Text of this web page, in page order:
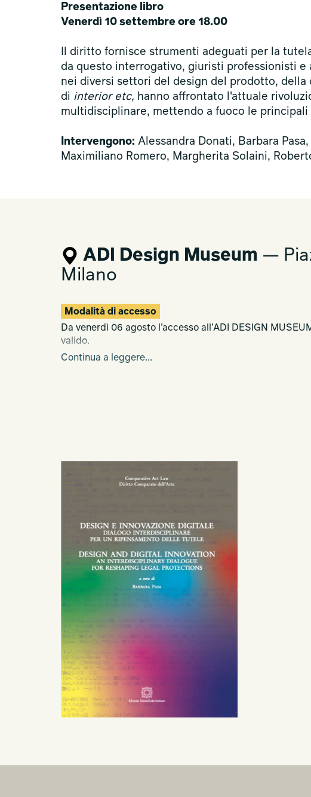
Presentazione libro
Venerdì 10 settembre ore 18.00
Il diritto fornisce strumenti adeguati per la
da questo interrogativo, giuristi professionisti e
nei diversi settori del design del prodotto, della
di interior etc, hanno affrontato l'attuale
multidisciplinare, mettendo a fuoco le
Intervengono: Alessandra Donati, Barbara
Maximiliano Romero, Margherita Solaini,
ADI Design Museum —
Milano
Modalità di accesso
Da venerdì 06 agosto l’accesso all’ADI DESIGN
valido.
Continua a leggere...